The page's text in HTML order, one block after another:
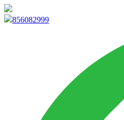
856082999